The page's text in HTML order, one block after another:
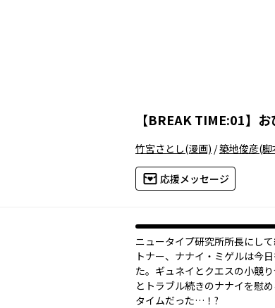
【BREAK TIME:01】 お
竹宮さとし(漫画) /築地俊彦(脚
応援メッセージ
ニュータイプ研究所所長にし
トナー、ナナイ・ミゲルは今
た。ギュネイとクエスの小競
とトラブル続きのナナイを慰
タイムだった…！?